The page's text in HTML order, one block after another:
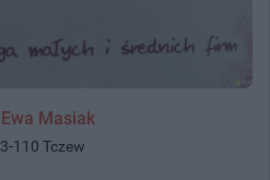
Masiak
110 Tczew